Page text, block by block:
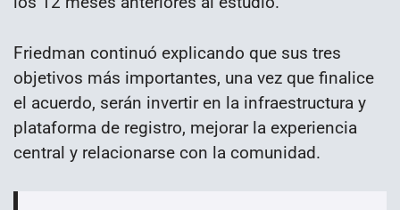
Friedman continuó explicando que sus tres
objetivos más importantes, una vez que finalice
el acuerdo, serán invertir en la infraestructura y
plataforma de registro, mejorar la experiencia
central y relacionarse con la comunidad.